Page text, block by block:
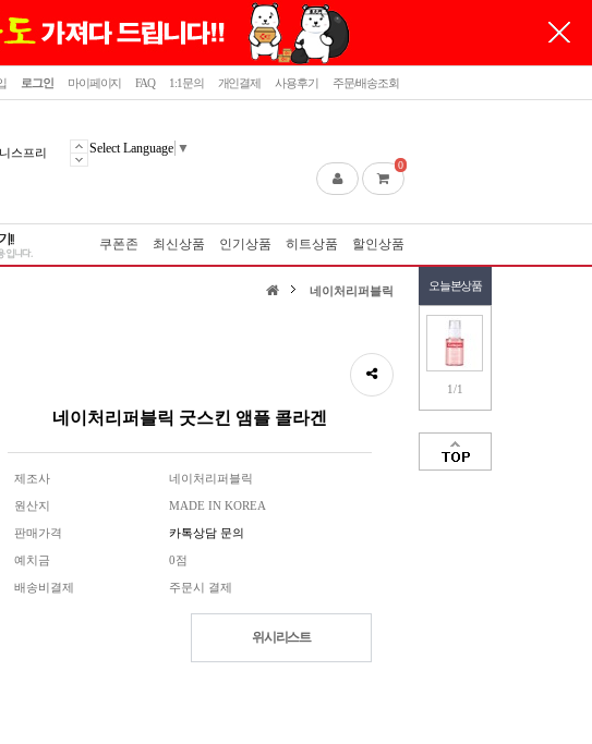
닫기
로그인 마이페이지 FAQ 1:1문의 개인결제 사용후기 주문/배송조회
힐
즈
Select Language ▼
0
쿠폰존 최신상품 인기상품 히트상품 할인상품
오늘본상품
1/1
네이처리퍼블릭
네이처리퍼블릭 굿스킨 앰플 콜라겐
제조사 네이처리퍼블릭
원산지 MADE IN KOREA
판매가격 카톡상담 문의
예치금 0점
배송비결제 주문시 결제
위시리스트